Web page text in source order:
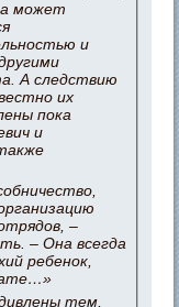
может
и
А следствию
их
пока
и
–
– Она всегда
ребенок,
тем,